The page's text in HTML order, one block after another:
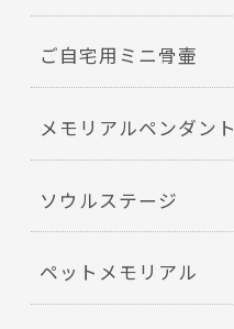
ご自宅用ミニ骨壷
メモリアルペンダント
ソウルステージ
ペットメモリアル